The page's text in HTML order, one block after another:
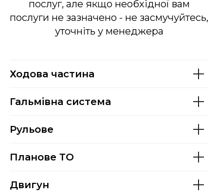
послуг, але якщо необхідної вам
послуги не зазначено - не засмучуйтесь,
уточніть у менеджера
Ходова частина
Гальмівна система
Рульове
Планове ТО
Двигун